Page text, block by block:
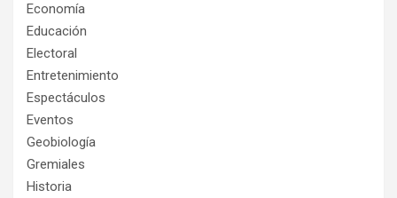
Economía
Educación
Electoral
Entretenimiento
Espectáculos
Eventos
Geobiología
Gremiales
Historia